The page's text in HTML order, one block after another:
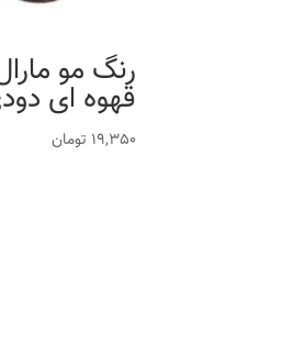
رنگ مو
قهوه ای
19,350 تومان